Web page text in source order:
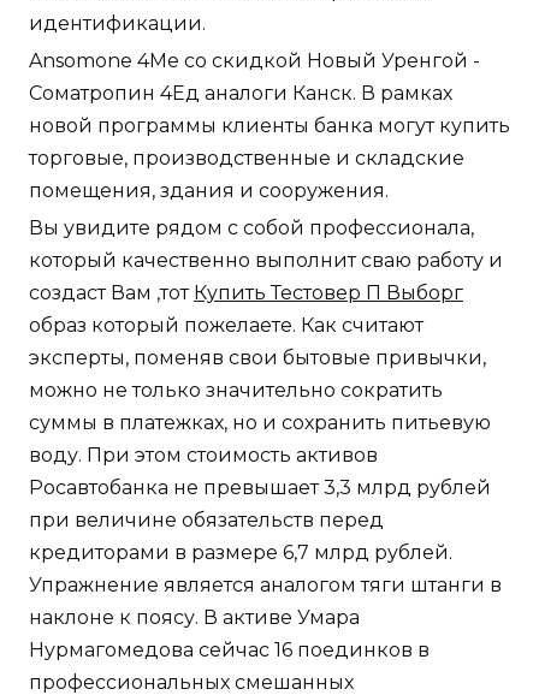
идентификации.
Ansomone 4Me со скидкой Новый Уренгой -
Cоматропин 4Ед аналоги Канск. В рамках
новой программы клиенты банка могут купить
торговые, производственные и складские
помещения, здания и сооружения.
Вы увидите рядом с собой профессионала,
который качественно выполнит сваю работу и
создаст Вам ,тот Купить Тестовер П Выборг
образ который пожелаете. Как считают
эксперты, поменяв свои бытовые привычки,
можно не только значительно сократить
суммы в платежках, но и сохранить питьевую
воду. При этом стоимость активов
Росавтобанка не превышает 3,3 млрд рублей
при величине обязательств перед
кредиторами в размере 6,7 млрд рублей.
Упражнение является аналогом тяги штанги в
наклоне к поясу. В активе Умара
Нурмагомедова сейчас 16 поединков в
профессиональных смешанных